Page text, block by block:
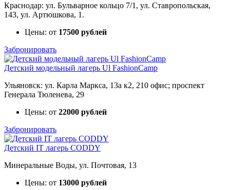
Краснодар: ул. Бульварное кольцо 7/1, ул. Ставропольская,
143, ул. Артюшкова, 1.
Цены: от 17500 рублей
Забронировать
Детский модельный лагерь Ul FashionCamp
Ульяновск: ул. Карла Маркса, 13а к2, 210 офис; проспект
Генерала Тюленева, 29
Цены: от 22000 рублей
Забронировать
Детский IT лагерь CODDY
Минеральные Воды, ул. Почтовая, 13
Цены: от 13000 рублей